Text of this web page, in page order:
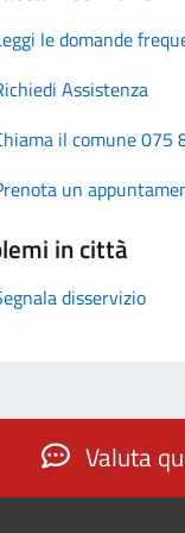
le domande
Assistenza
il comune 075
un
in città
disservizio
Valuta